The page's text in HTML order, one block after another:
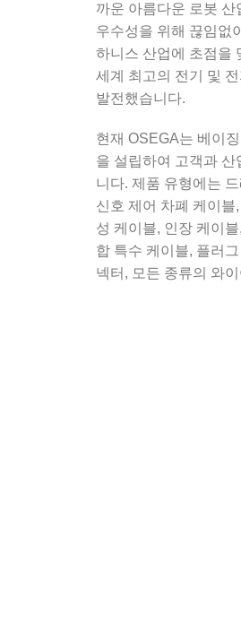
까운 아름다운 로봇
우수성을 위해 끊임없
하니스 산업에 초점을
세계 최고의 전기 및
발전했습니다.
현재 OSEGA는 베이
을 설립하여 고객과
니다. 제품 유형에는
신호 제어 차폐 케이블
성 케이블, 인장 케이
합 특수 케이블, 플러
넥터, 모든 종류의 와